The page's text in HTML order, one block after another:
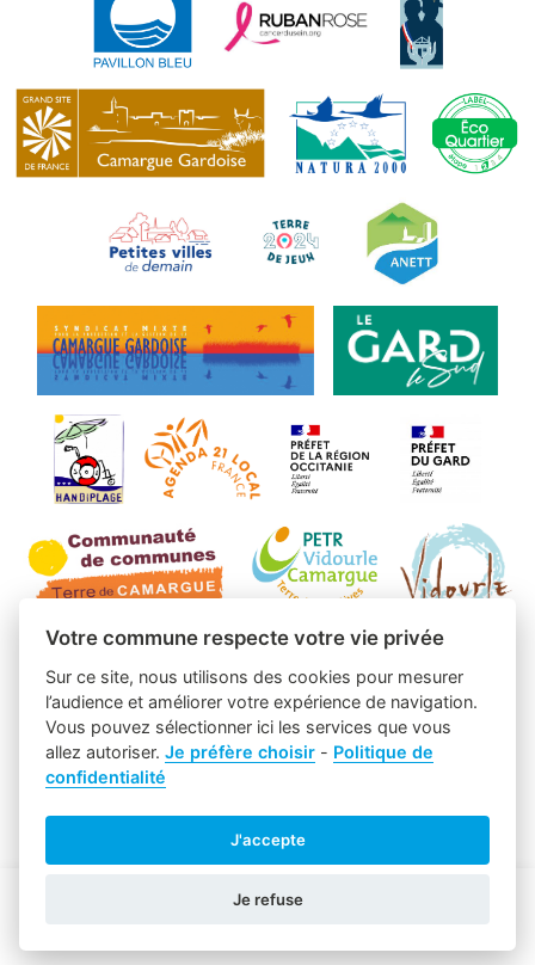
Votre commune respecte votre vie privée
Sur ce site, nous utilisons des cookies pour mesurer
l’audience et améliorer votre expérience de navigation.
Vous pouvez sélectionner ici les services que vous
allez autoriser.Je préfère choisir - Politique de
confidentialité
J'accepte
Je refuse